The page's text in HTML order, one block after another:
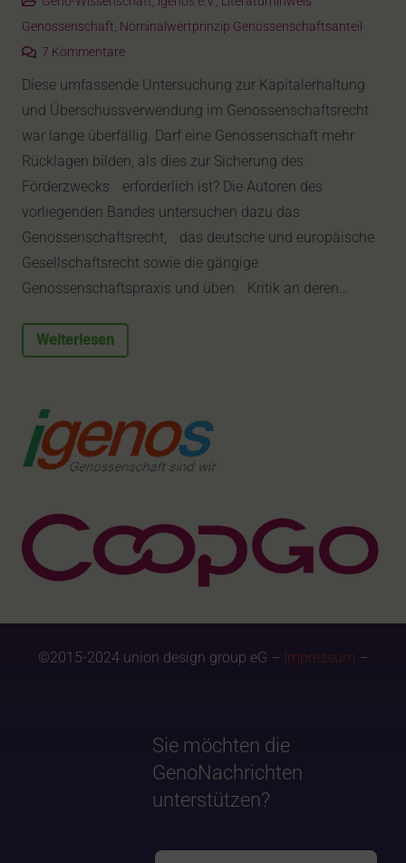
Genossenschaft, Nominalwertprinzip Genossenschaftsanteil
7 Kommentare
Diese umfassende Untersuchung zur Kapitalerhaltung
und Überschussverwendung im Genossenschaftsrecht
war lange überfällig. Darf eine Genossenschaft mehr
Rücklagen bilden, als dies zur Sicherung des
Förderzwecks erforderlich ist? Die Autoren des
vorliegenden Bandes untersuchen dazu das
Genossenschaftsrecht, das deutsche und europäische
Gesellschaftsrecht sowie die gängige
Genossenschaftspraxis und üben Kritik an deren…
Weiterlesen
©2015-2024 union design group eG – Impressum –
Sie möchten die
GenoNachrichten
unterstützen?